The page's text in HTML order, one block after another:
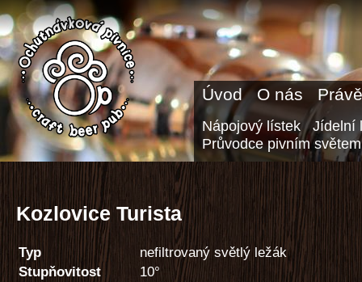
Úvod O nás
Nápojový lístek
Jídelní
Průvodce pivním světem
Kozlovice Turista
Typ
nefiltrovaný světlý ležák
Stupňovitost
10°